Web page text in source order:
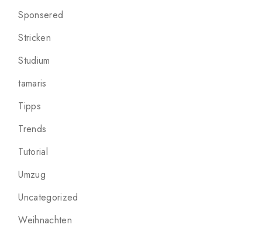
Sponsered
Stricken
Studium
tamaris
Tipps
Trends
Tutorial
Umzug
Uncategorized
Weihnachten